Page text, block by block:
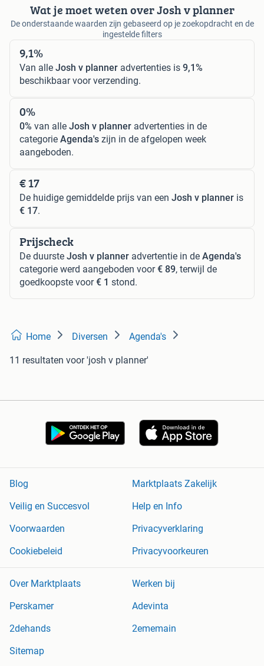
Wat je moet weten over Josh v planner
De onderstaande waarden zijn gebaseerd op je zoekopdracht en de
ingestelde filters
9,1%
Van alle Josh v planner advertenties is 9,1%
beschikbaar voor verzending.
0%
0% van alle Josh v planner advertenties in de
categorie Agenda's zijn in de afgelopen week
aangeboden.
€ 17
De huidige gemiddelde prijs van een Josh v planner is
€ 17.
Prijscheck
De duurste Josh v planner advertentie in de Agenda's
categorie werd aangeboden voor€ 89, terwijl de
goedkoopste voor€ 1 stond.
Home Diversen Agenda's
11 resultaten voor 'josh v planner'
Blog
Marktplaats Zakelijk
Veilig en Succesvol
Help en Info
Voorwaarden
Privacyverklaring
Cookiebeleid
Privacyvoorkeuren
Over Marktplaats
Werken bij
Perskamer
Adevinta
2dehands
2ememain
Sitemap